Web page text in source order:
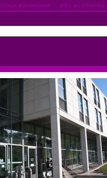
d'entreprise aller au contenu